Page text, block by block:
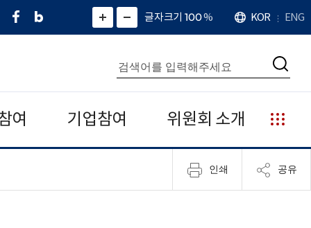
페
네
그
)
화
면
면
소
확
대
치
글자크기 100%
언
어
KOR ENG
통
합
검
색
검
여 기업참여 위원회 소개
누
리
집
안
인쇄 공유